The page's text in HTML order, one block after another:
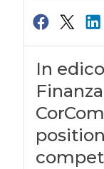
In